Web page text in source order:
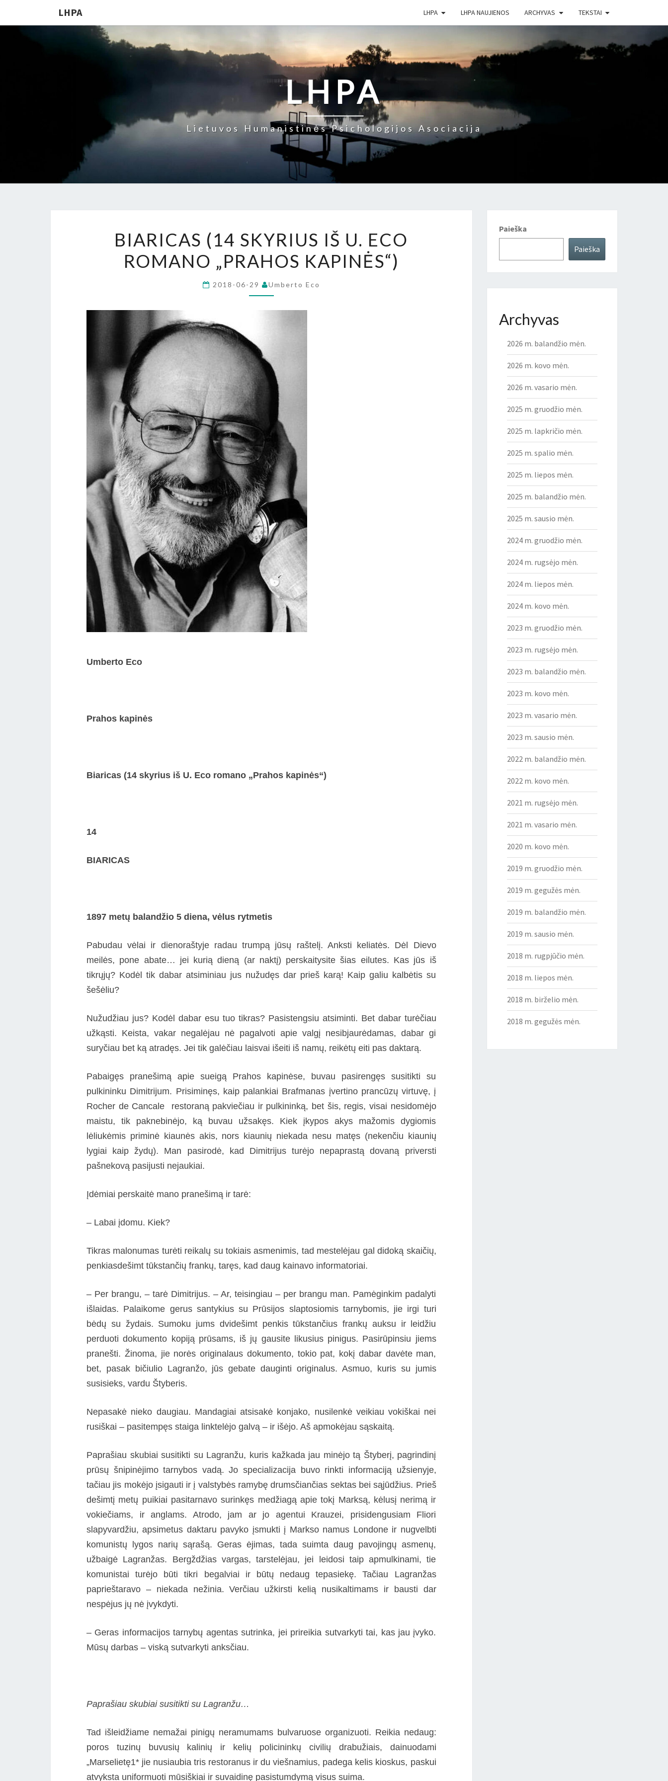
LHPA LHPA LHPA NAUJIENOS ARCHYVAS TEKSTAI
LHPA
Lietuvos Humanistinės Psichologijos Asociacija
(14
SKYRIUS
IŠ
U.
BIARICAS (14 SKYRIUS IŠ U. ECO
ROMANO „PRAHOS KAPINĖS“)
2018-06-29 Umberto Eco
Umberto Eco
Prahos kapinės
Biaricas (14 skyrius iš U. Eco romano „Prahos kapinės“)
14
BIARICAS
1897 metų balandžio 5 diena, vėlus rytmetis
Pabudau vėlai ir dienoraštyje radau trumpą jūsų raštelį. Anksti keliatės. Dėl Dievo
meilės, pone abate… jei kurią dieną (ar naktį) perskaitysite šias eilutes. Kas jūs iš
tikrųjų? Kodėl tik dabar atsiminiau jus nužudęs dar prieš karą! Kaip galiu kalbėtis su
šešėliu?
Nužudžiau jus? Kodėl dabar esu tuo tikras? Pasistengsiu atsiminti. Bet dabar turėčiau
užkąsti. Keista, vakar negalėjau nė pagalvoti apie valgį nesibjaurėdamas, dabar gi
suryčiau bet ką atradęs. Jei tik galėčiau laisvai išeiti iš namų, reikėtų eiti pas daktarą.
Pabaigęs pranešimą apie sueigą Prahos kapinėse, buvau pasirengęs susitikti su
pulkininku Dimitrijum. Prisiminęs, kaip palankiai Brafmanas įvertino prancūzų virtuvę, į
Rocher de Cancale restoraną pakviečiau ir pulkininką, bet šis, regis, visai nesidomėjo
maistu, tik paknebinėjo, ką buvau užsakęs. Kiek įkypos akys mažomis dygiomis
lėliukėmis priminė kiaunės akis, nors kiaunių niekada nesu matęs (nekenčiu kiaunių
lygiai kaip žydų). Man pasirodė, kad Dimitrijus turėjo nepaprastą dovaną priversti
pašnekovą pasijusti nejaukiai.
Įdėmiai perskaitė mano pranešimą ir tarė:
– Labai įdomu. Kiek?
Tikras malonumas turėti reikalų su tokiais asmenimis, tad mestelėjau gal didoką skaičių,
penkiasdešimt tūkstančių frankų, taręs, kad daug kainavo informatoriai.
– Per brangu, – tarė Dimitrijus. – Ar, teisingiau – per brangu man. Pamėginkim padalyti
išlaidas. Palaikome gerus santykius su Prūsijos slaptosiomis tarnybomis, jie irgi turi
bėdų su žydais. Sumoku jums dvidešimt penkis tūkstančius frankų auksu ir leidžiu
perduoti dokumento kopiją prūsams, iš jų gausite likusius pinigus. Pasirūpinsiu jiems
pranešti. Žinoma, jie norės originalaus dokumento, tokio pat, kokį dabar davėte man,
bet, pasak bičiulio Lagranžo, jūs gebate dauginti originalus. Asmuo, kuris su jumis
susisieks, vardu Štyberis.
Nepasakė nieko daugiau. Mandagiai atsisakė konjako, nusilenkė veikiau vokiškai nei
rusiškai – pasitempęs staiga linktelėjo galvą – ir išėjo. Aš apmokėjau sąskaitą.
Paprašiau skubiai susitikti su Lagranžu, kuris kažkada jau minėjo tą Štyberį, pagrindinį
prūsų šnipinėjimo tarnybos vadą. Jo specializacija buvo rinkti informaciją užsienyje,
tačiau jis mokėjo įsigauti ir į valstybės ramybę drumsčiančias sektas bei sąjūdžius. Prieš
dešimtį metų puikiai pasitarnavo surinkęs medžiagą apie tokį Marksą, kėlusį nerimą ir
vokiečiams, ir anglams. Atrodo, jam ar jo agentui Krauzei, prisidengusiam Fliori
slapyvardžiu, apsimetus daktaru pavyko įsmukti į Markso namus Londone ir nugvelbti
komunistų lygos narių sąrašą. Geras ėjimas, tada suimta daug pavojingų asmenų,
užbaigė Lagranžas. Bergždžias vargas, tarstelėjau, jei leidosi taip apmulkinami, tie
komunistai turėjo būti tikri begalviai ir būtų nedaug tepasiekę. Tačiau Lagranžas
paprieštaravo – niekada nežinia. Verčiau užkirsti kelią nusikaltimams ir bausti dar
nespėjus jų nė įvykdyti.
– Geras informacijos tarnybų agentas sutrinka, jei prireikia sutvarkyti tai, kas jau įvyko.
Mūsų darbas – viską sutvarkyti anksčiau.
Paprašiau skubiai susitikti su Lagranžu…
Tad išleidžiame nemažai pinigų neramumams bulvaruose organizuoti. Reikia nedaug:
poros tuzinų buvusių kalinių ir kelių policininkų civilių drabužiais, dainuodami
„Marselietę1* jie nusiaubia tris restoranus ir du viešnamius, padega kelis kioskus, paskui
atvyksta uniformuoti mūsiškiai ir suvaidinę pasistumdymą visus suima.
Paieška
Paieška
Archyvas
2026 m. balandžio mėn.
2026 m. kovo mėn.
2026 m. vasario mėn.
2025 m. gruodžio mėn.
2025 m. lapkričio mėn.
2025 m. spalio mėn.
2025 m. liepos mėn.
2025 m. balandžio mėn.
2025 m. sausio mėn.
2024 m. gruodžio mėn.
2024 m. rugsėjo mėn.
2024 m. liepos mėn.
2024 m. kovo mėn.
2023 m. gruodžio mėn.
2023 m. rugsėjo mėn.
2023 m. balandžio mėn.
2023 m. kovo mėn.
2023 m. vasario mėn.
2023 m. sausio mėn.
2022 m. balandžio mėn.
2022 m. kovo mėn.
2021 m. rugsėjo mėn.
2021 m. vasario mėn.
2020 m. kovo mėn.
2019 m. gruodžio mėn.
2019 m. gegužės mėn.
2019 m. balandžio mėn.
2019 m. sausio mėn.
2018 m. rugpjūčio mėn.
2018 m. liepos mėn.
2018 m. birželio mėn.
2018 m. gegužės mėn.